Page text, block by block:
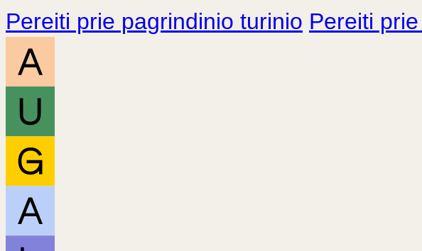
Pereiti prie pagrindinio turinio Pereiti